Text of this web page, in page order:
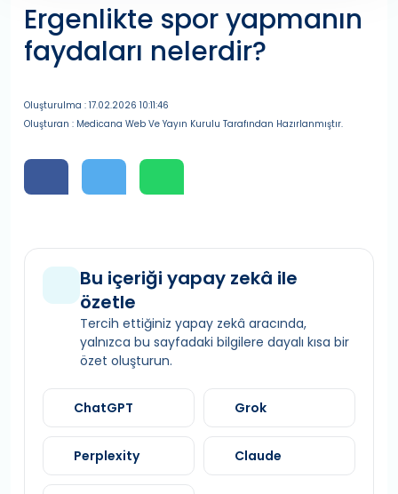
Ergenlikte spor yapmanın
faydaları nelerdir?
Oluşturulma : 17.02.2026 10:11:46
Oluşturan : Medicana Web Ve Yayın Kurulu Tarafından Hazırlanmıştır.
Bu içeriği yapay zekâ ile
özetle
Tercih ettiğiniz yapay zekâ aracında,
yalnızca bu sayfadaki bilgilere dayalı kısa bir
özet oluşturun.
ChatGPT Grok
Perplexity Claude